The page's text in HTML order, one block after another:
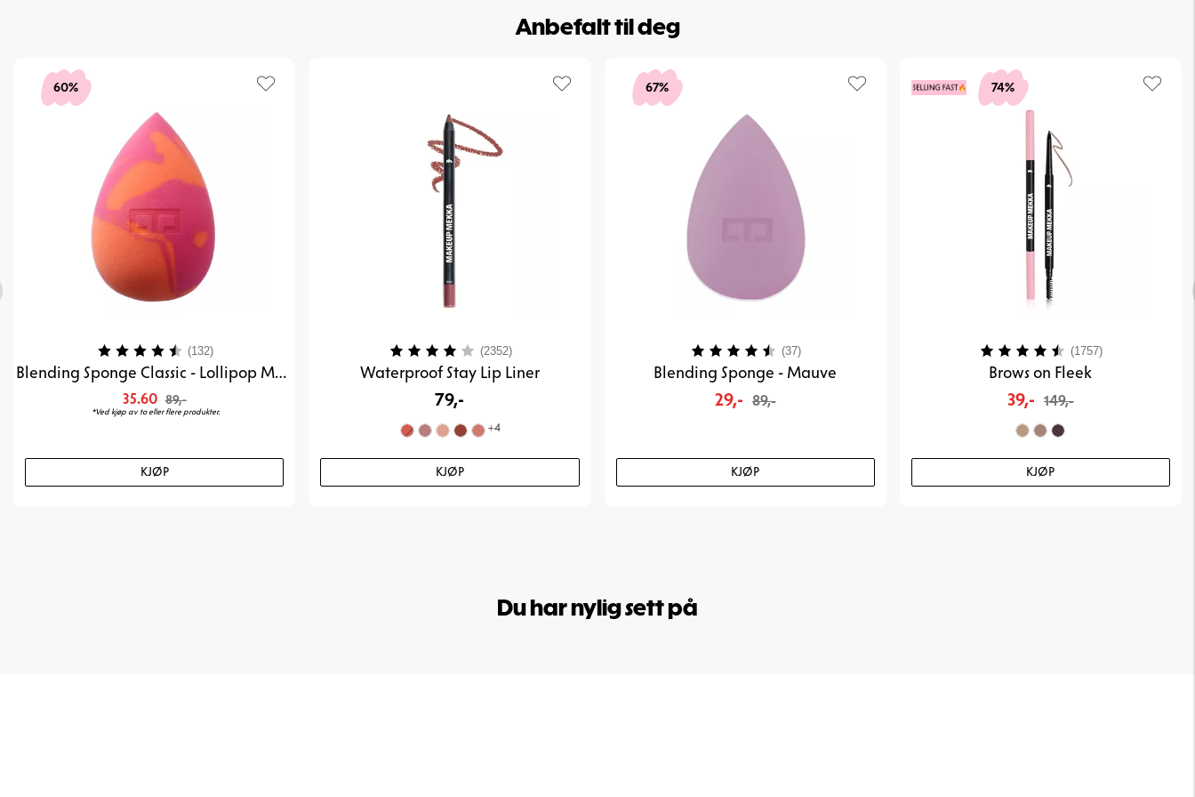
Anbefalt til deg
60%
Blending Sponge Classic - Lollipop Marble
35.60 89,-
*Ved kjøp av to eller flere produkter.
KJØP
Karakter: (132)
Waterproof Stay Lip Liner
79,-
+4
KJØP
Karakter: (2352)4.0 av 5 mulige
67%
Blending Sponge - Mauve
29,- 89,-
KJØP
Karakter: (37)
74%
Brows on Fleek
39,- 149,-
KJØP
Karakter: (1757)
Du har nylig sett på